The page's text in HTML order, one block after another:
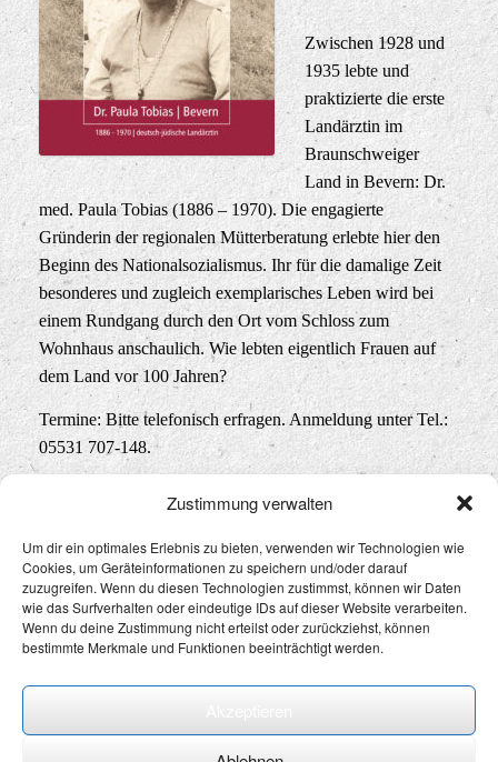
Zustimmung verwalten
Um dir ein optimales Erlebnis zu bieten, verwenden wir Technologien wie
Cookies, um Geräteinformationen zu speichern und/oder darauf
zuzugreifen. Wenn du diesen Technologien zustimmst, können wir Daten
wie das Surfverhalten oder eindeutige IDs auf dieser Website verarbeiten.
Wenn du deine Zustimmung nicht erteilst oder zurückziehst, können
bestimmte Merkmale und Funktionen beeinträchtigt werden.
Zwischen 1928 und
1935 lebte und
praktizierte die erste
Landärztin im
Braunschweiger
Land in Bevern: Dr.
med. Paula Tobias (1886 – 1970). Die engagierte
Gründerin der regionalen Mütterberatung erlebte hier den
Beginn des Nationalsozialismus. Ihr für die damalige Zeit
besonderes und zugleich exemplarisches Leben wird bei
einem Rundgang durch den Ort vom Schloss zum
Wohnhaus anschaulich. Wie lebten eigentlich Frauen auf
dem Land vor 100 Jahren?
Termine: Bitte telefonisch erfragen. Anmeldung unter Tel.:
05531 707-148.
Datenschutz&Impressum